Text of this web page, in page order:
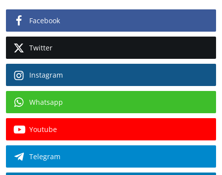
Facebook
Twitter
Instagram
Whatsapp
Youtube
Telegram